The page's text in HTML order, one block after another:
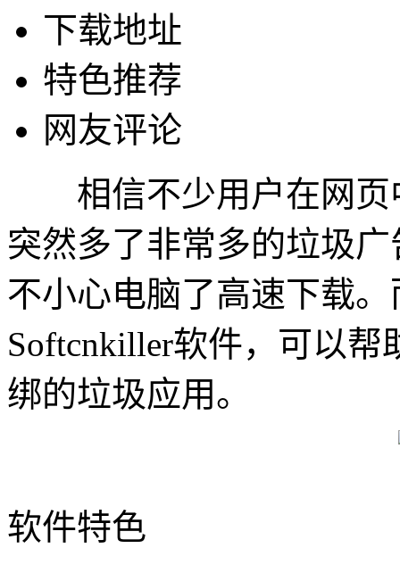
下载地址
特色推荐
网友评论
相信不少用户在网页
突然多了非常多的垃圾
不小心电脑了高速下载
Softcnkiller软件，可以
绑的垃圾应用。
软件特色